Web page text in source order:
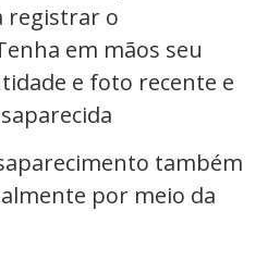
registrar o
em mãos seu
e foto recente e
também
por meio da